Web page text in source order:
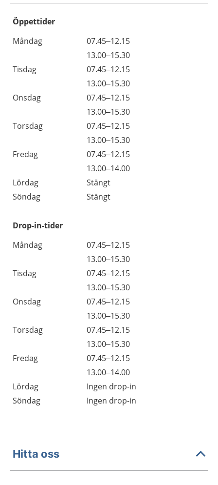
Öppettider
Dag
Öppettider
Kommentarer
Måndag
07.45–12.15
13.00–15.30
Tisdag
07.45–12.15
13.00–15.30
Onsdag
07.45–12.15
13.00–15.30
Torsdag
07.45–12.15
13.00–15.30
Fredag
07.45–12.15
13.00–14.00
Lördag
Stängt
Söndag
Stängt
Drop-in-tider
Måndag
07.45–12.15
13.00–15.30
Tisdag
07.45–12.15
13.00–15.30
Onsdag
07.45–12.15
13.00–15.30
Torsdag
07.45–12.15
13.00–15.30
Fredag
07.45–12.15
13.00–14.00
Lördag
Ingen drop-in
Söndag
Ingen drop-in
Hitta oss